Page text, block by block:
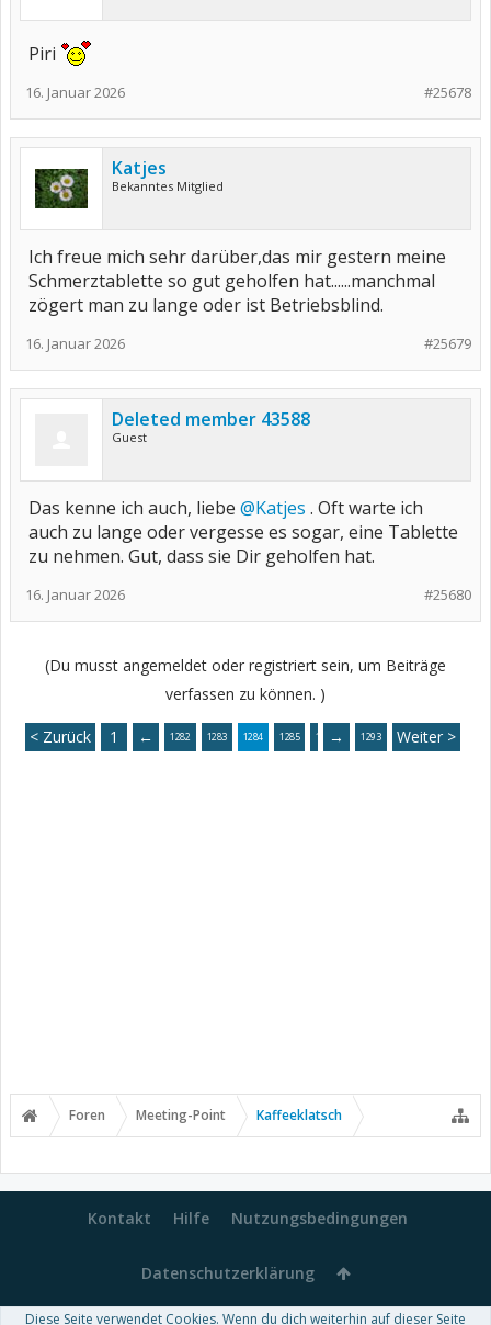
Piri
#25678
16. Januar 2026
Katjes
Bekanntes Mitglied
Ich freue mich sehr darüber,das mir gestern meine
Schmerztablette so gut geholfen hat......manchmal
zögert man zu lange oder ist Betriebsblind.
#25679
16. Januar 2026
Deleted member 43588
Guest
Das kenne ich auch, liebe @Katjes . Oft warte ich
auch zu lange oder vergesse es sogar, eine Tablette
zu nehmen. Gut, dass sie Dir geholfen hat.
#25680
16. Januar 2026
(Du musst angemeldet oder registriert sein, um Beiträge
verfassen zu können. )
< Zurück 1 ← 1282 1283 1284 1285 1286→ 1293 Weiter >
Foren Meeting-Point Kaffeeklatsch
Kontakt Hilfe Nutzungsbedingungen
Datenschutzerklärung
Diese Seite verwendet Cookies. Wenn du dich weiterhin auf dieser Seite